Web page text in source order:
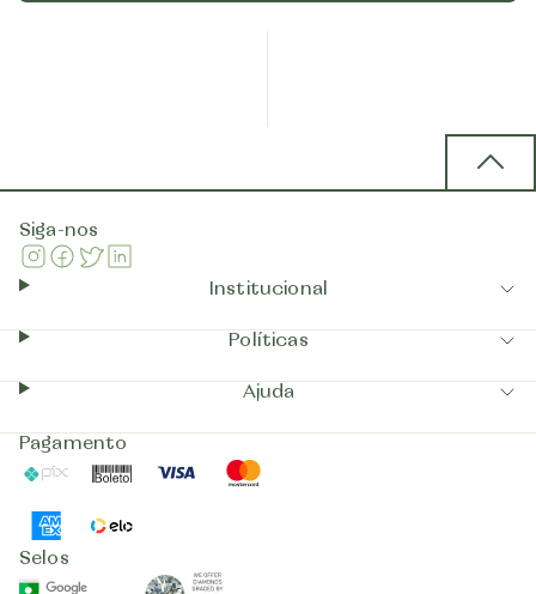
Siga-nos
Instagram
Facebook
Twitter
Institucional
Políticas
Ajuda
Pagamento
Pix Boleto Visa
AmericanExpress
Selos